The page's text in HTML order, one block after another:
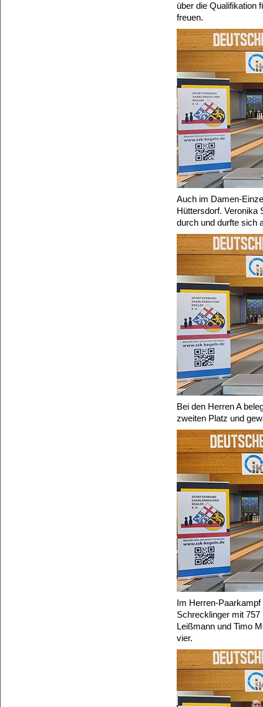
über die Qualifikation
freuen.
Auch im Damen-
Hüttersdorf. Veronika
durch und durfte sich
Bei den Herren A
zweiten Platz und
Im Herren-
Schrecklinger mit
Leißmann und Timo
vier.